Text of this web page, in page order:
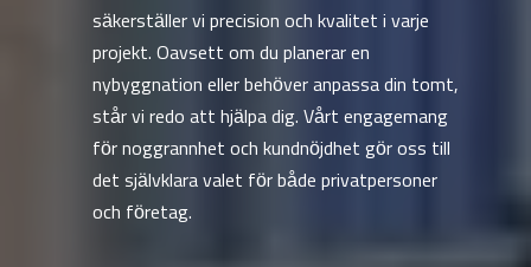
säkerställer vi precision och kvalitet i varje
projekt. Oavsett om du planerar en
nybyggnation eller behöver anpassa din tomt,
står vi redo att hjälpa dig. Vårt engagemang
för noggrannhet och kundnöjdhet gör oss till
det självklara valet för både privatpersoner
och företag.